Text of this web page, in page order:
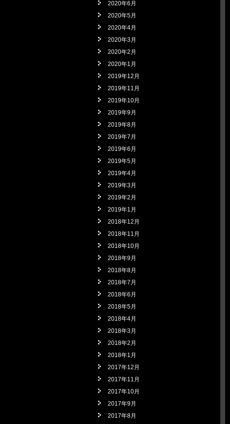
2020年6月
2020年5月
2020年4月
2020年3月
2020年2月
2020年1月
2019年12月
2019年11月
2019年10月
2019年9月
2019年8月
2019年7月
2019年6月
2019年5月
2019年4月
2019年3月
2019年2月
2019年1月
2018年12月
2018年11月
2018年10月
2018年9月
2018年8月
2018年7月
2018年6月
2018年5月
2018年4月
2018年3月
2018年2月
2018年1月
2017年12月
2017年11月
2017年10月
2017年9月
2017年8月